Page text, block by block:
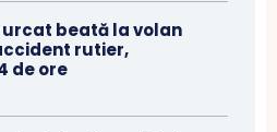
beată la volan
rutier,
de ore